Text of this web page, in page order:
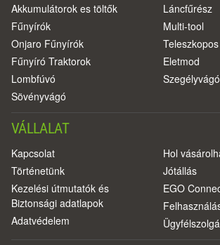
Akkumulátorok es töltők
Fűnyírók
Onjaro Fűnyírók
Fűnyíró Traktorok
Lombfúvó
Sövényvágó
Láncfűrész
Multi-tool
Teleszkopos
Eletmod
VÁLLALAT
Kapcsolat
Történetünk
Kezelési útmutatók és
Biztonsági adatlapok
Adatvédelem
Hol
Jótállás
EGO